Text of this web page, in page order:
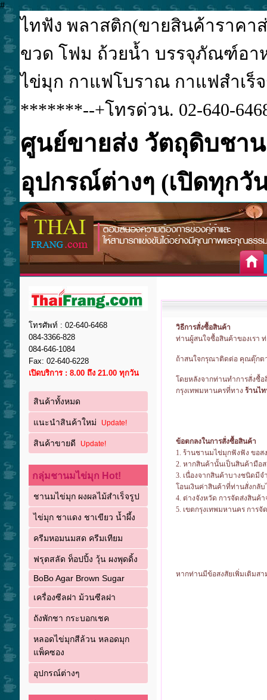
#
ไทฟัง พลาสติก(ขายสินค้าราค
ขวด โฟม ถ้วยน้ำ บรรจุภัณฑ์อา
ไข่มุก กาแฟโบราณ กาแฟสำเร็
*******--+โทรด่วน. 02-640-
ศูนย์ขายส่ง วัตถุดิบชา
อุปกรณ์ต่างๆ (เปิดทุกวั
โทรศัพท์ : 02-640-6468
084-3366-828
084-646-1084
Fax: 02-640-6228
เปิดบริการ : 8.00 ถึง 21.00 ทุกวัน
สินค้าทั้งหมด
แนะนำสินค้าใหม่ Update!
สินค้าขายดี Update!
กลุ่มชานมไข่มุก Hot!
ชานมไข่มุก ผงผลไม้สำเร็จรูป
ไข่มุก ชาแดง ชาเขียว น้ำผึ้ง
ครีมหอมนมสด ครีมเทียม
ฟรุตสลัด ท็อปปิ้ง วุ้น ผงพุดดิ้ง
BoBo Agar Brown Sugar
เครื่องซีลฝา ม้วนซีลฝา
ถังพักชา กระบอกเชค
หลอดไข่มุกสีล้วน หลอดมุก
แพ็คซอง
อุปกรณ์ต่างๆ
วิธีการสั่งซื้อสินค้า
ท่านผู้สนใจซื้อสินค้าของเรา
ถ้าสนใจกรุณาติดต่อ คุณตุ๊กตา
โดยหลังจากท่านทำการสั่งซื้
กรุงเทพมหานครที่ทาง ร้านไ
ข้อตกลงในการสั่งซื้อสินค้า
1. ร้านชานมไข่มุกฟังฟัง ขอส
2. หากสินค้านั้นเป็นสินค้ามือ
3. เนื่องจากสินค้าบางชนิดมี
โอนเงินค่าสินค้าที่ท่านสั่งกลั
4. ต่างจังหวัด การจัดส่งสินค้
5. เขตกรุงเทพมหานคร การจั
หากท่านมีข้อสงสัยเพิ่มเติมส